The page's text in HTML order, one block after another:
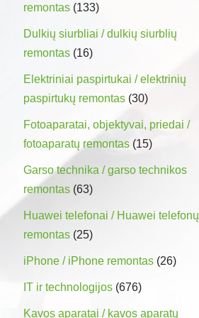
remontas (133)
Dulkių siurbliai / dulkių siurblių
remontas (16)
Elektriniai paspirtukai / elektrinių
paspirtukų remontas (30)
Fotoaparatai, objektyvai, priedai /
fotoaparatų remontas (15)
Garso technika / garso technikos
remontas (63)
Huawei telefonai / Huawei telefonų
remontas (25)
iPhone / iPhone remontas (26)
IT ir technologijos (676)
Kavos aparatai / kavos aparatų